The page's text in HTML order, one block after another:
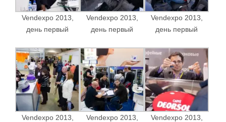
Vendexpo 2013,
день первый
Vendexpo 2013,
день первый
Vendexpo 2013,
день первый
Vendexpo 2013,
Vendexpo 2013,
Vendexpo 2013,